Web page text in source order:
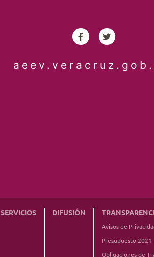
SERVICIOS DIFUSIÓN
Avisos de
Presupuesto 2021
Obligaciones de